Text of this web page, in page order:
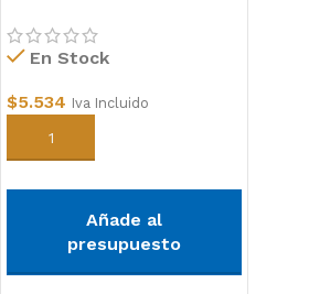
En Stock
$5.534 Iva Incluido
Añadir al carrito
Añade al
presupuesto